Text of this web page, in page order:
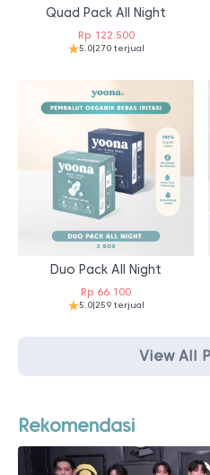
Quad Pack All Night
Rp122.500
5.0|270 terjual
Duo Pack All Night
Rp 66.100
5.0|259 terjual
View All
Rekomendasi